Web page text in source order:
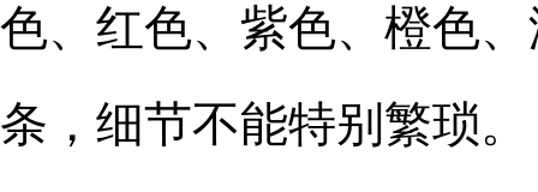
色、红色、紫色、橙色
条，细节不能特别繁琐。